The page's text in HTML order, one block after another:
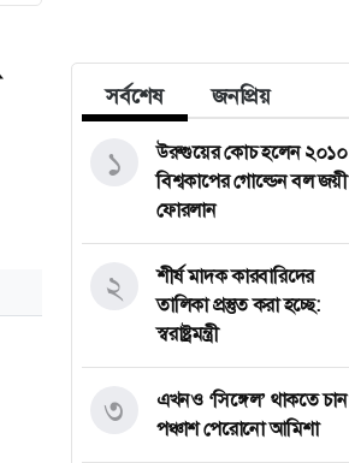
সর্বশেষ জনপ্রিয়
উরুগুয়ের কোচ হলেন ২০১০
বিশ্বকাপের গোল্ডেন বল জয়ী
ফোরলান
১
শীর্ষ মাদক কারবারিদের
তালিকা প্রস্তুত করা হচ্ছে:
স্বরাষ্ট্রমন্ত্রী
২
এখনও ‘সিঙ্গেল’ থাকতে চান
পঞ্চাশ পেরোনো আমিশা
৩